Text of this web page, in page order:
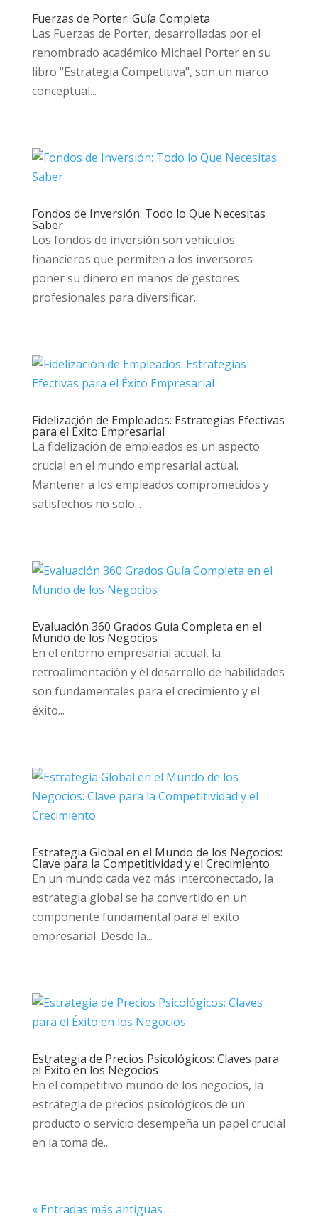
Fuerzas de Porter: Guía Completa
Las Fuerzas de Porter, desarrolladas por el
renombrado académico Michael Porter en su
libro "Estrategia Competitiva", son un marco
conceptual...
Fondos de Inversión: Todo lo Que Necesitas
Saber
Los fondos de inversión son vehículos
financieros que permiten a los inversores
poner su dinero en manos de gestores
profesionales para diversificar...
Fidelización de Empleados: Estrategias Efectivas
para el Éxito Empresarial
La fidelización de empleados es un aspecto
crucial en el mundo empresarial actual.
Mantener a los empleados comprometidos y
satisfechos no solo...
Evaluación 360 Grados Guía Completa en el
Mundo de los Negocios
En el entorno empresarial actual, la
retroalimentación y el desarrollo de habilidades
son fundamentales para el crecimiento y el
éxito...
Estrategia Global en el Mundo de los Negocios:
Clave para la Competitividad y el Crecimiento
En un mundo cada vez más interconectado, la
estrategia global se ha convertido en un
componente fundamental para el éxito
empresarial. Desde la...
Estrategia de Precios Psicológicos: Claves para
el Éxito en los Negocios
En el competitivo mundo de los negocios, la
estrategia de precios psicológicos de un
producto o servicio desempeña un papel crucial
en la toma de...
« Entradas más antiguas